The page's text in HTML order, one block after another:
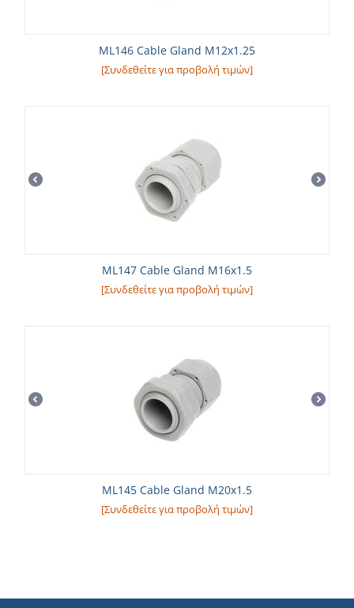
ML146 Cable Gland M12x1.25
[Συνδεθείτε για προβολή τιμών]
ML147 Cable Gland M16x1.5
[Συνδεθείτε για προβολή τιμών]
ML145 Cable Gland M20x1.5
[Συνδεθείτε για προβολή τιμών]